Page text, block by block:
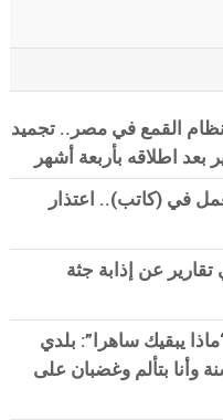
القمع في مصر.. تجميد
بعد اطلاقه بأربعة أشهر
في (كاتب).. اعتذار
عن إذابة جثة
يبقيك ساهرا”: بلدي
نايم صاحي بها ومن 50 سنة وأنا بتألم وغضبان على